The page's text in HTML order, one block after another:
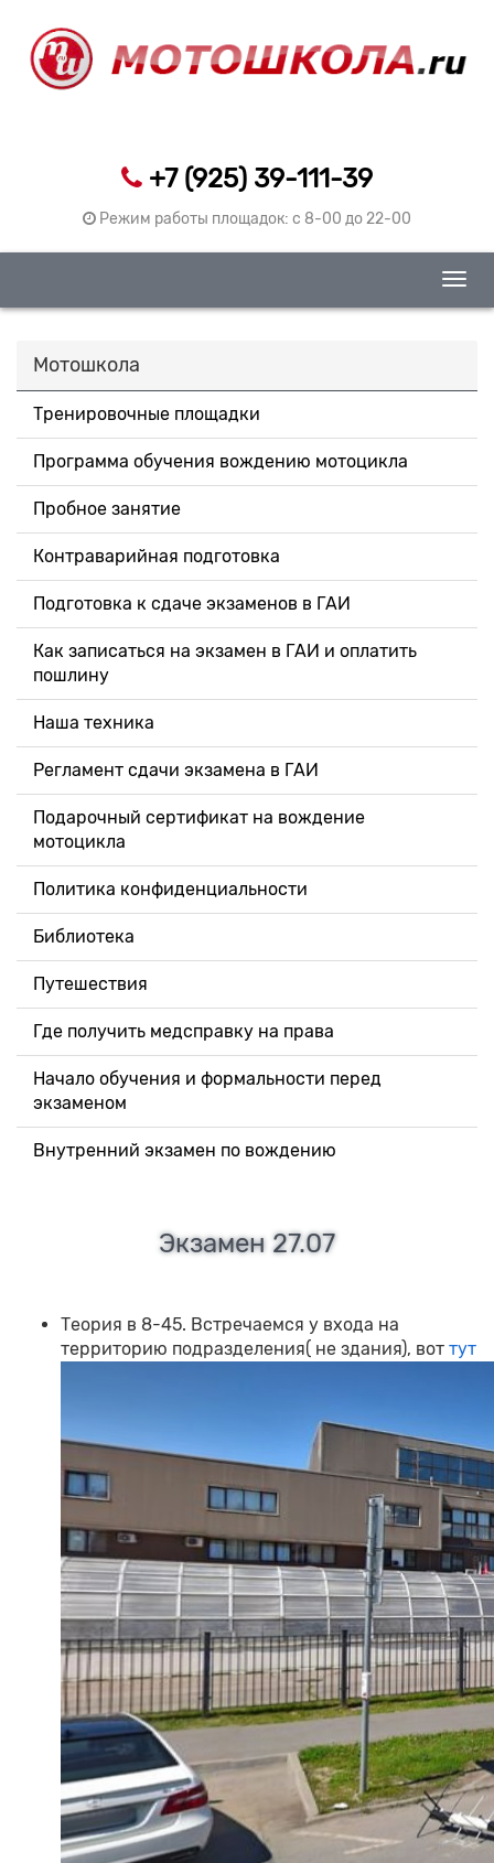
+7 (925) 39-111-39
Режим работы площадок: c 8-00 до 22-00
Мотошкола
Тренировочные площадки
Программа обучения вождению мотоцикла
Пробное занятие
Контраварийная подготовка
Подготовка к сдаче экзаменов в ГАИ
Как записаться на экзамен в ГАИ и оплатить
пошлину
Наша техника
Регламент сдачи экзамена в ГАИ
Подарочный сертификат на вождение
мотоцикла
Политика конфиденциальности
Библиотека
Путешествия
Где получить медсправку на права
Начало обучения и формальности перед
экзаменом
Внутренний экзамен по вождению
Экзамен 27.07
Теория в 8-45. Встречаемся у входа на
территорию подразделения( не здания), вот тут